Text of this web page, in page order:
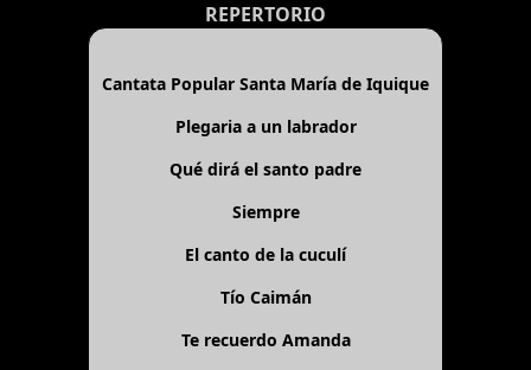
REPERTORIO
Cantata Popular Santa María de Iquique
Plegaria a un labrador
Qué dirá el santo padre
Siempre
El canto de la cuculí
Tío Caimán
Te recuerdo Amanda